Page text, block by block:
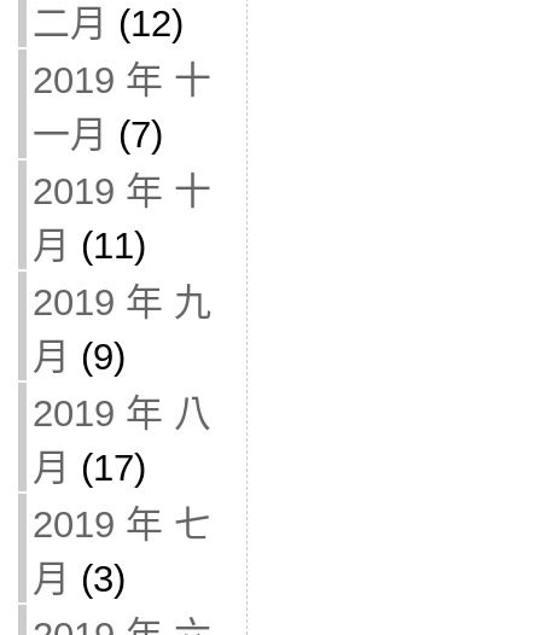
二月 (12)
2019 年 十
一月 (7)
2019 年 十
月 (11)
2019 年 九
月 (9)
2019 年 八
月 (17)
2019 年 七
月 (3)